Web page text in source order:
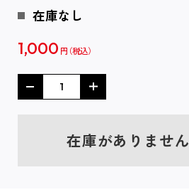
在庫なし
1,000 円
在庫がありません